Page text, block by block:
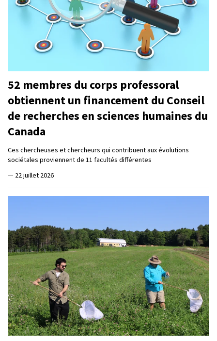
52 membres du corps professoral
obtiennent un financement du Conseil
de recherches en sciences humaines du
Canada
Ces chercheuses et chercheurs qui contribuent aux évolutions
sociétales proviennent de 11 facultés différentes
— 22 juillet 2026